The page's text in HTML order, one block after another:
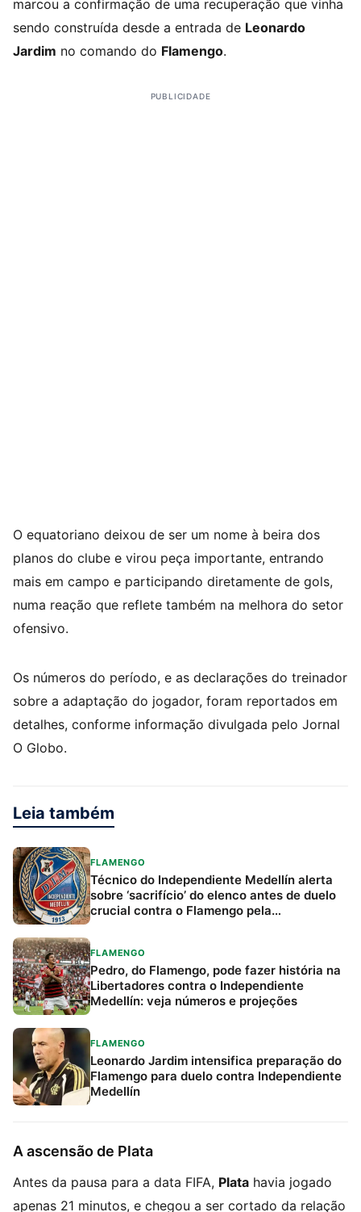
marcou a confirmação de uma recuperação que vinha
sendo construída desde a entrada de Leonardo
Jardim no comando do Flamengo.
PUBLICIDADE
O equatoriano deixou de ser um nome à beira dos
planos do clube e virou peça importante, entrando
mais em campo e participando diretamente de gols,
numa reação que reflete também na melhora do setor
ofensivo.
Os números do período, e as declarações do treinador
sobre a adaptação do jogador, foram reportados em
detalhes, conforme informação divulgada pelo Jornal
O Globo.
Leia também
FLAMENGO
Técnico do Independiente Medellín alerta
sobre ‘sacrifício’ do elenco antes de duelo
crucial contra o Flamengo pela
FLAMENGO
Pedro, do Flamengo, pode fazer história na
Libertadores contra o Independiente
Medellín: veja números e projeções
FLAMENGO
Leonardo Jardim intensifica preparação do
Flamengo para duelo contra Independiente
Medellín
A ascensão de Plata
Antes da pausa para a data FIFA, Plata havia jogado
apenas 21 minutos, e chegou a ser cortado da relação